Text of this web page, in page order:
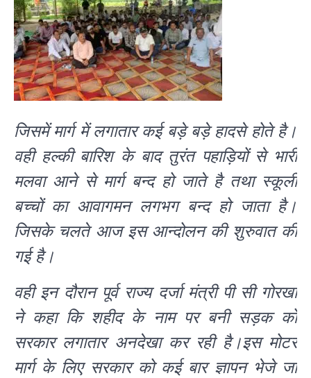
जिसमें मार्ग में लगातार कई बड़े बड़े हादसे होते है।
वही हल्की बारिश के बाद तुरंत पहाड़ियों से भारी
मलवा आने से मार्ग बन्द हो जाते है तथा स्कूली
बच्चों का आवागमन लगभग बन्द हो जाता है।
जिसके चलते आज इस आन्दोलन की शुरुवात की
गई है।
वही इन दौरान पूर्व राज्य दर्जा मंत्री पी सी गोरखा
ने कहा कि शहीद के नाम पर बनी सड़क को
सरकार लगातार अनदेखा कर रही है।इस मोटर
मार्ग के लिए सरकार को कई बार ज्ञापन भेजे जा